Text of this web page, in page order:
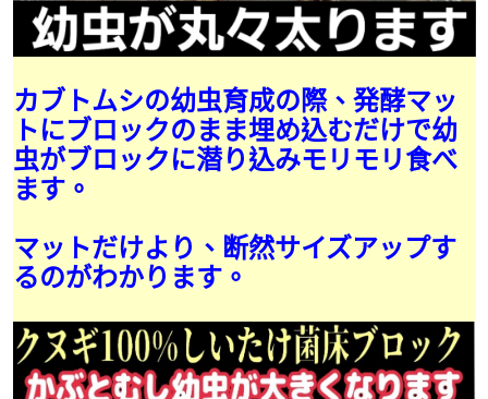
カブトムシの幼虫育成の際、発酵マッ
トにブロックのまま埋め込むだけで幼
虫がブロックに潜り込みモリモリ食べ
ます。
マットだけより、断然サイズアップす
るのがわかります。